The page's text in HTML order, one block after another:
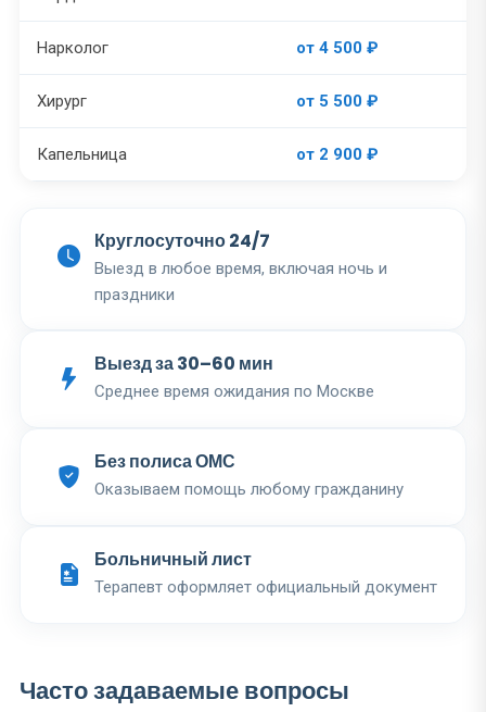
Нарколог от 4 500 ₽
Хирург от 5 500 ₽
Капельница от 2 900 ₽
Круглосуточно 24/7
Выезд в любое время, включая ночь и
праздники
Выезд за 30–60 мин
Среднее время ожидания по Москве
Без полиса ОМС
Оказываем помощь любому гражданину
Больничный лист
Терапевт оформляет официальный документ
Часто задаваемые вопросы